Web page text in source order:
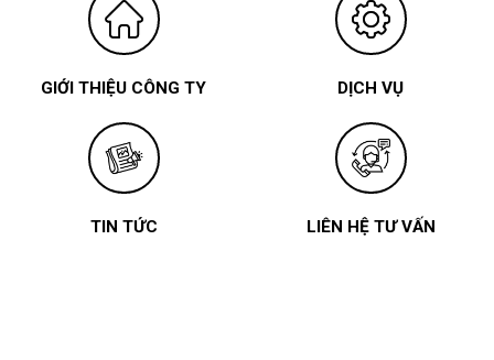
GIỚI THIỆU CÔNG TY DỊCH VỤ
TIN TỨC LIÊN HỆ TƯ VẤN